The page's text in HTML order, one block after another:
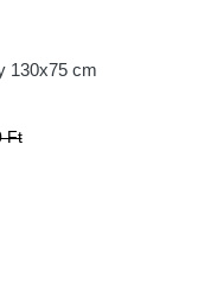
130x75 cm
Ft